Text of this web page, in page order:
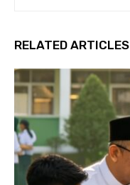
RELATED ARTICLES